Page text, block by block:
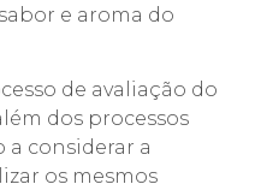
e aroma do
de avaliação do
dos processos
a considerar a
os mesmos